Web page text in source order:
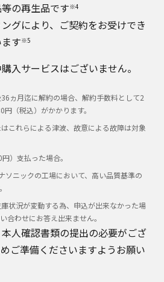
の再生品です※4
グにより、ご契約をお受けでき
す※5
入サービスはございません。
ヵ月迄に解約の場合、解約手数料として2
（税込）がかかります。
これらによる津波、故意による故障は対象
）支払った場合。
ソニックの工場において、高い品質基準の
状況が変動する為、申込が出来なかった場
合わせにお答え出来ません。
人確認書類の提出の必要がござ
ご準備くださいますようお願い